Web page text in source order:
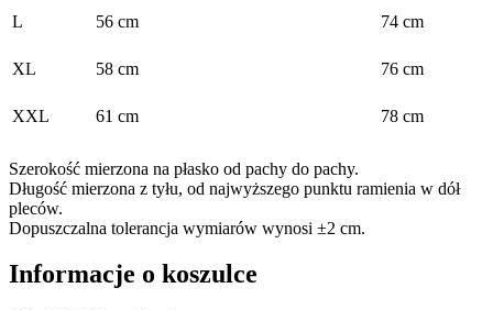
L 56 cm 74 cm
XL 58 cm 76 cm
XXL 61 cm 78 cm
Szerokość mierzona na płasko od pachy do pachy.
Długość mierzona z tyłu, od najwyższego punktu ramienia w dół
pleców.
Dopuszczalna tolerancja wymiarów wynosi ±2 cm.
Informacje o koszulce